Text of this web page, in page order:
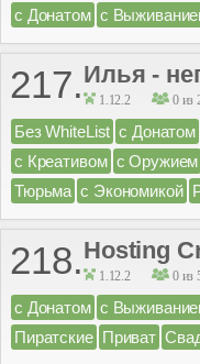
с Донатом с
217.Илья -
1.12.2 0 из
Без WhiteList с Донатом
с Креативом с Оружием
Тюрьма с Экономикой
218.Hosting
1.12.2 0 из
с Донатом с
Пиратские Приват